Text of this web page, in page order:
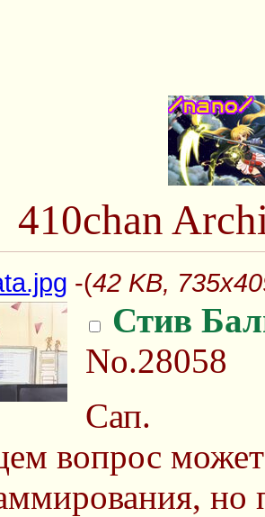
410chan
-(42 KB,
Стив
No.28058
Сап.
вопрос